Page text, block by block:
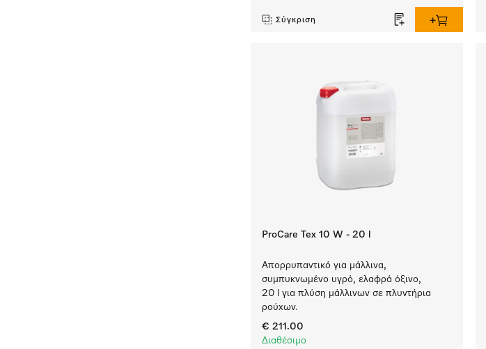
Σύγκριση
ProCare Tex 10 W - 20 l
Απορρυπαντικό για μάλλινα,
συμπυκνωμένο υγρό, ελαφρά όξινο,
20 l για πλύση μάλλινων σε πλυντήρια
ρούχων.
€ 211.00
Διαθέσιμο